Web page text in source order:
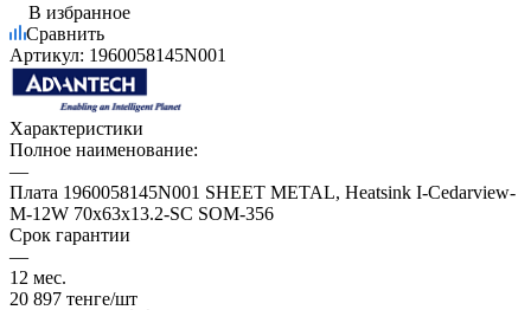
В избранное
Сравнить
Артикул: 1960058145N001
Характеристики
Полное наименование:
—
Плата 1960058145N001 SHEET METAL, Heatsink I-Cedarview-
M-12W 70x63x13.2-SC SOM-356
Срок гарантии
—
12 мес.
20 897 тенге/шт